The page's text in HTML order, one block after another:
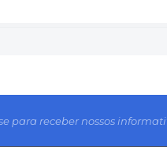
para receber nossos